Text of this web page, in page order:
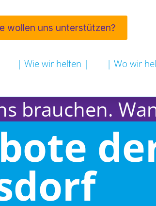
wollen uns unterstützen?
| Wie wir helfen | | Wo wir
brauchen.